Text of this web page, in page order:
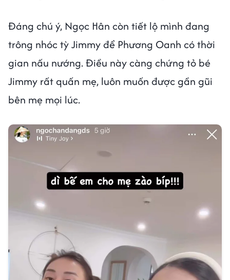
Đáng chú ý, Ngọc Hân còn tiết lộ mình đang
trông nhóc tỳ Jimmy để Phương Oanh có thời
gian nấu nướng. Điều này càng chứng tỏ bé
Jimmy rất quấn mẹ, luôn muốn được gần gũi
bên mẹ mọi lúc.